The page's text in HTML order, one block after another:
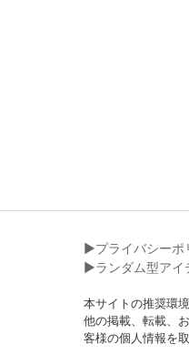
▶︎プライバシーポ
▶︎ランダム型アイ
本サイトの推奨環
他の掲載、転載、
客様の個人情報を